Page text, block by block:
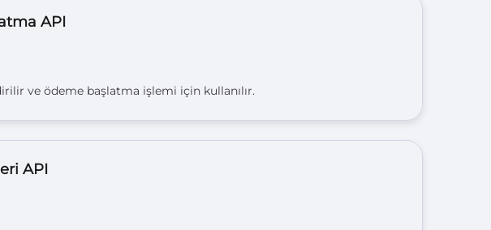
API
ve ödeme başlatma işlemi için kullanılır.
API